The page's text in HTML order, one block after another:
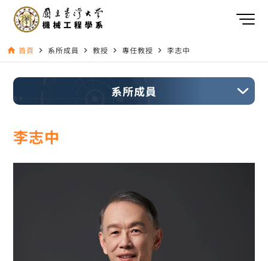
home 首頁 navigate_next 系所成員 navigate_next 教授 navigate_next 專任教授 navigate_next 李志中
系所成員
李志中